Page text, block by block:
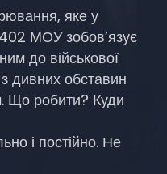
яке у
МОУ зобов’язує
до військової
дивних обставин
Що робити? Куди
і постійно. Не